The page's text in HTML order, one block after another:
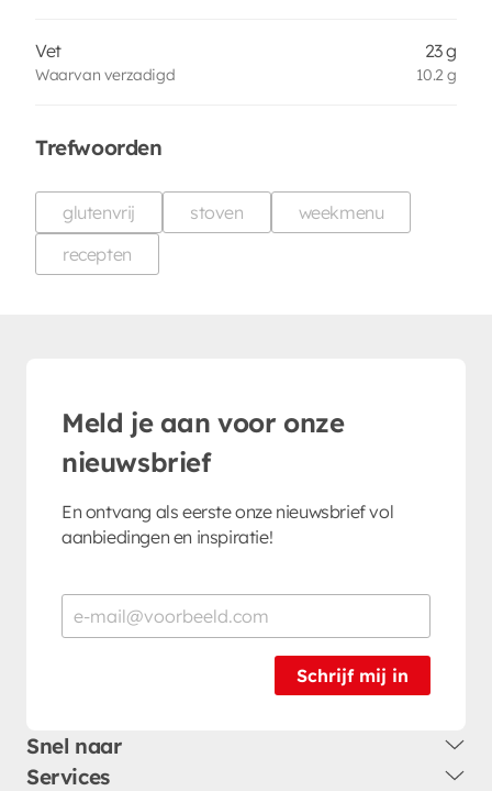
Vet 23 g
Waarvan verzadigd 10.2 g
Trefwoorden
glutenvrij stoven
weekmenu
recepten
Meld je aan voor onze
nieuwsbrief
En ontvang als eerste onze nieuwsbrief vol
aanbiedingen en inspiratie!
Schrijf mij in
Snel naar
Services